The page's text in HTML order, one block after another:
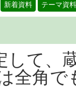
新着資料 テーマ資料
して、
全角